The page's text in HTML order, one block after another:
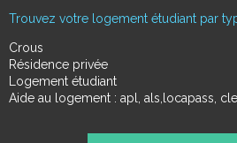
Trouvez votre logement étudiant par
Crous
Résidence privée
Logement étudiant
Aide au logement : apl, als,locapass, cle